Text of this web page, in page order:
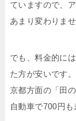
ていますので、
あまり変わりませ
でも、料金的に
た方が安いです。
京都方面の「田
自動車で700円も